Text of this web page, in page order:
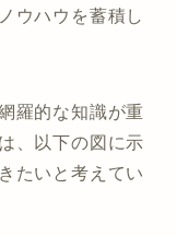
ウハウを蓄積し
羅的な知識が重
、以下の図に示
たいと考えてい